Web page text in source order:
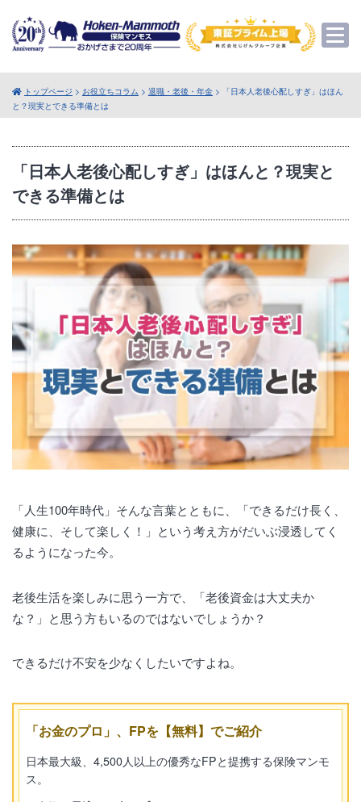
トップページ > お役立ちコラム > 退職・老後・年金 > 「日本人老後心配しすぎ」はほん
と？現実とできる準備とは
「日本人老後心配しすぎ」はほんと？現実と
できる準備とは
「人生100年時代」そんな言葉とともに、「できるだけ長く、
健康に、そして楽しく！」という考え方がだいぶ浸透してく
るようになった今。
老後生活を楽しみに思う一方で、「老後資金は大丈夫か
な？」と思う方もいるのではないでしょうか？
できるだけ不安を少なくしたいですよね。
「お金のプロ」、FPを【無料】でご紹介
日本最大級、4,500人以上の優秀なFPと提携する保険マンモ
ス。